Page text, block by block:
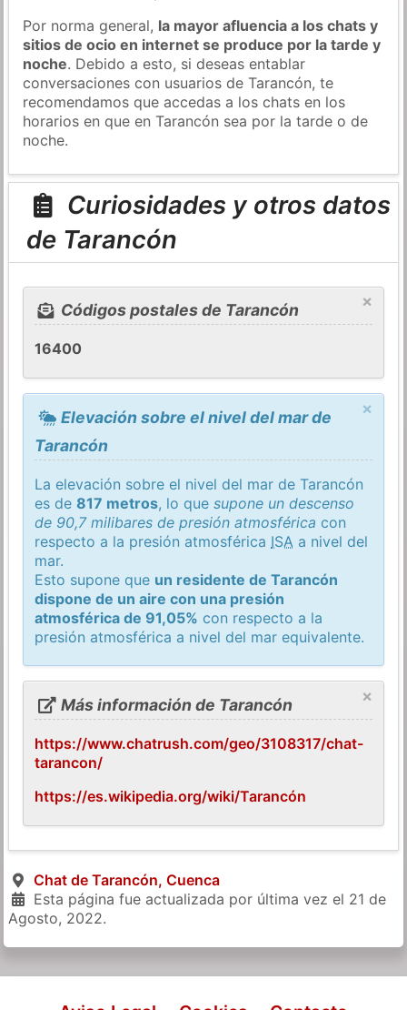
Por norma general, la mayor afluencia a los chats y
sitios de ocio en internet se produce por la tarde y
noche. Debido a esto, si deseas entablar
conversaciones con usuarios de Tarancón, te
recomendamos que accedas a los chats en los
horarios en que en Tarancón sea por la tarde o de
noche.
Curiosidades y otros datos
de Tarancón
×
Códigos postales de Tarancón
16400
×
Elevación sobre el nivel del mar de
Tarancón
La elevación sobre el nivel del mar de Tarancón
es de817 metros, lo quesupone un descenso
de 90,7 milibares de presión atmosférica con
respecto a la presión atmosférica ISA a nivel del
mar.
Esto supone que un residente de Tarancón
dispone de un aire con una presión
atmosférica de 91,05% con respecto a la
presión atmosférica a nivel del mar equivalente.
×
Más información de Tarancón
https://www.chatrush.com/geo/3108317/chat-
tarancon/
https://es.wikipedia.org/wiki/Tarancón
Chat de Tarancón, Cuenca
Esta página fue actualizada por última vez el 21 de
Agosto, 2022.